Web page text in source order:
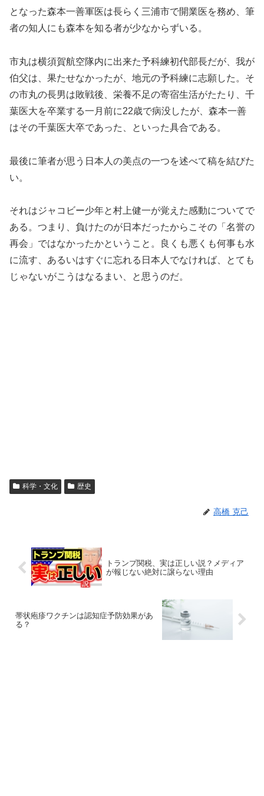
となった森本一善軍医は長らく三浦市で開業医を務め、筆
者の知人にも森本を知る者が少なからずいる。
市丸は横須賀航空隊内に出来た予科練初代部長だが、我が
伯父は、果たせなかったが、地元の予科練に志願した。そ
の市丸の長男は敗戦後、栄養不足の寄宿生活がたたり、千
葉医大を卒業する一月前に22歳で病没したが、森本一善
はその千葉医大卒であった、といった具合である。
最後に筆者が思う日本人の美点の一つを述べて稿を結びた
い。
それはジャコビー少年と村上健一が覚えた感動についてで
ある。つまり、負けたのが日本だったからこその「名誉の
再会」ではなかったかということ。良くも悪くも何事も水
に流す、あるいはすぐに忘れる日本人でなければ、とても
じゃないがこうはなるまい、と思うのだ。
科学・文化 歴史
高橋 克己
トランプ関税、実は正しい説？メディア
が報じない絶対に譲らない理由
帯状疱疹ワクチンは認知症予防効果があ
る？